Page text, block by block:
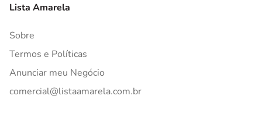
Lista Amarela
Sobre
Termos e Políticas
Anunciar meu Negócio
comercial@listaamarela.com.br